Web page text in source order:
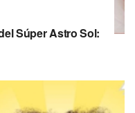
Súper Astro Sol: